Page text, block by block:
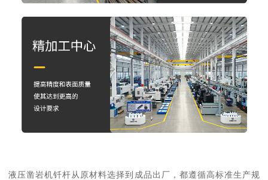
液压凿岩机钎杆从原材料选择到成品出厂，都遵循高标准生产规